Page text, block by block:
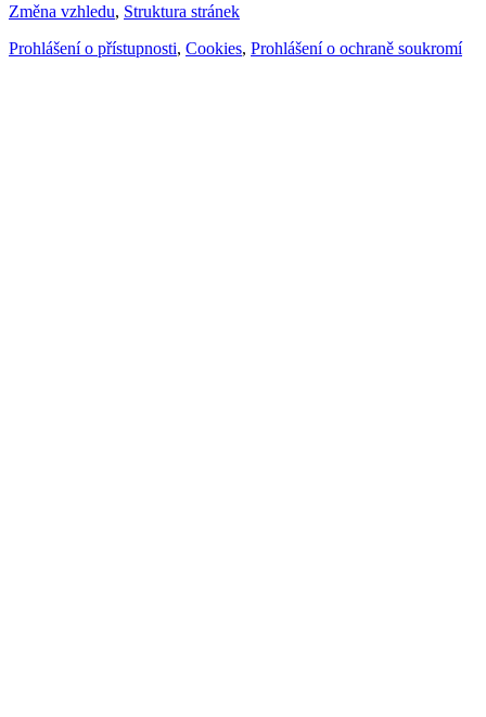
Změna vzhledu, Struktura stránek
Prohlášení o přístupnosti, Cookies, Prohlášení o ochraně soukromí